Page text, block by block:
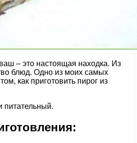
– это настоящая находка. Из
блюд. Одно из моих самых
как приготовить пирог из
питательный.